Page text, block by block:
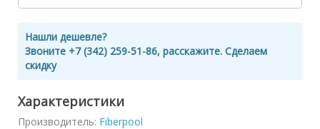
Нашли дешевле?
Звоните +7 (342) 259-51-86, расскажите. Сделаем
скидку
Характеристики
Производитель: Fiberpool